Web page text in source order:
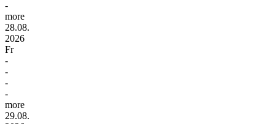
-
more
28.08.
2026
Fr
-
-
-
-
more
29.08.